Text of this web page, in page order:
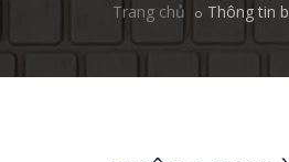
Trang chủ Thông tin